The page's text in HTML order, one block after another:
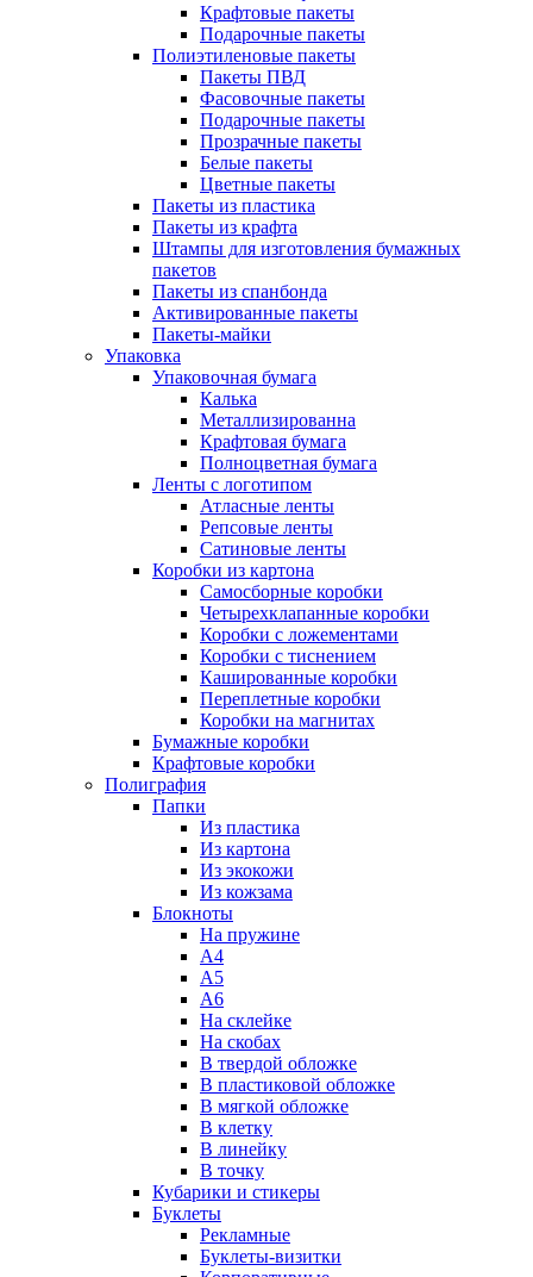
Крафтовые пакеты
Подарочные пакеты
Полиэтиленовые пакеты
Пакеты ПВД
Фасовочные пакеты
Подарочные пакеты
Прозрачные пакеты
Белые пакеты
Цветные пакеты
Пакеты из пластика
Пакеты из крафта
Штампы для изготовления бумажных
пакетов
Пакеты из спанбонда
Активированные пакеты
Пакеты-майки
Упаковка
Упаковочная бумага
Калька
Металлизированна
Крафтовая бумага
Полноцветная бумага
Ленты с логотипом
Атласные ленты
Репсовые ленты
Сатиновые ленты
Коробки из картона
Самосборные коробки
Четырехклапанные коробки
Коробки с ложементами
Коробки с тиснением
Кашированные коробки
Переплетные коробки
Коробки на магнитах
Бумажные коробки
Крафтовые коробки
Полиграфия
Папки
Из пластика
Из картона
Из экокожи
Из кожзама
Блокноты
На пружине
А4
А5
А6
На склейке
На скобах
В твердой обложке
В пластиковой обложке
В мягкой обложке
В клетку
В линейку
В точку
Кубарики и стикеры
Буклеты
Рекламные
Буклеты-визитки